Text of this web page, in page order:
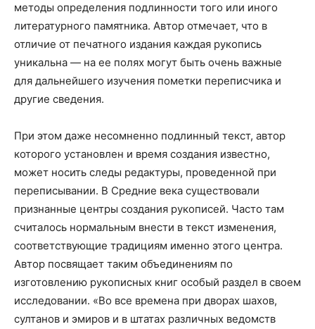
методы определения подлинности того или иного
литературного памятника. Автор отмечает, что в
отличие от печатного издания каждая рукопись
уникальна — на ее полях могут быть очень важные
для дальнейшего изучения пометки переписчика и
другие сведения.
При этом даже несомненно подлинный текст, автор
которого установлен и время создания известно,
может носить следы редактуры, проведенной при
переписывании. В Средние века существовали
признанные центры создания рукописей. Часто там
считалось нормальным внести в текст изменения,
соответствующие традициям именно этого центра.
Автор посвящает таким объединениям по
изготовлению рукописных книг особый раздел в своем
исследовании. «Во все времена при дворах шахов,
султанов и эмиров и в штатах различных ведомств